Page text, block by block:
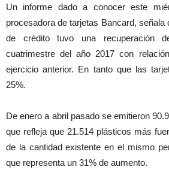
Un informe dado a conocer este
procesadora de tarjetas Bancard, señala
de crédito tuvo una recuperación
cuatrimestre del año 2017 con
ejercicio anterior. En tanto que las
25%.
De enero a abril pasado se emitieron
que refleja que 21.514 plásticos más
de la cantidad existente en el mismo
que representa un 31% de aumento.